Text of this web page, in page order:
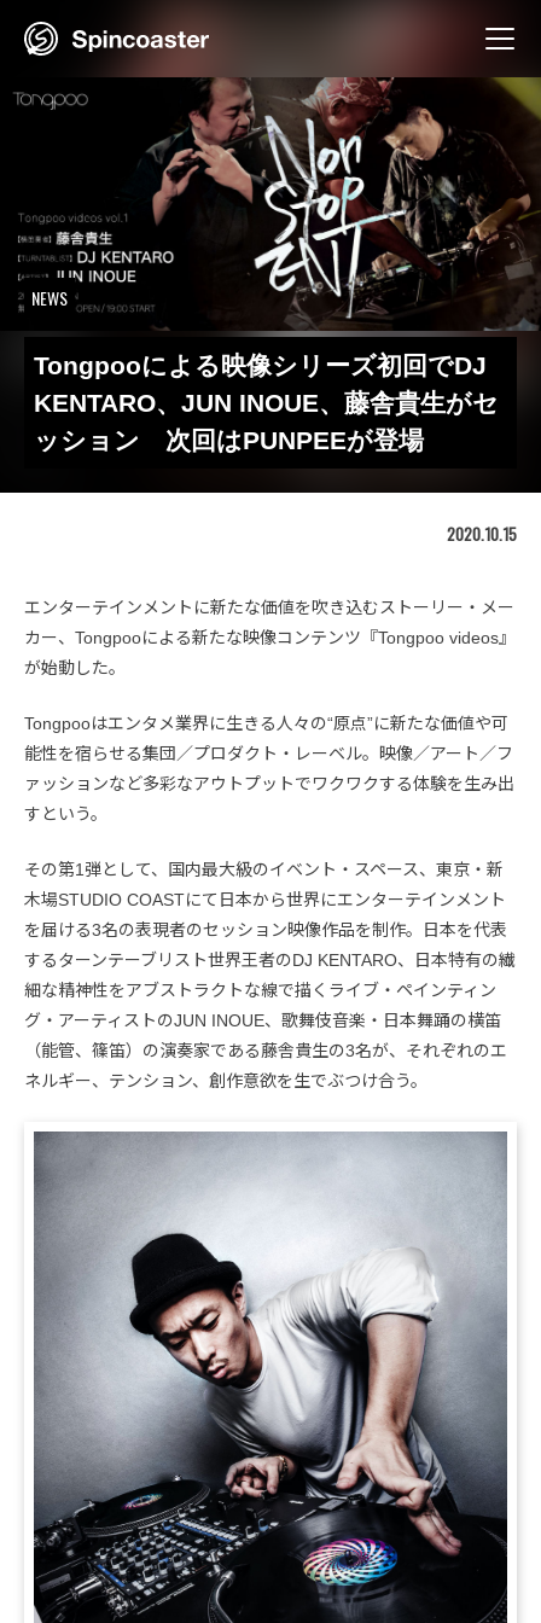
NEWS
Tongpooによる映像シリーズ初回でDJ
KENTARO、JUN INOUE、藤舎貴生がセ
ッション 次回はPUNPEEが登場
2020.10.15
エンターテインメントに新たな価値を吹き込むストーリー・メー
カー、Tongpooによる新たな映像コンテンツ『Tongpoo videos』
が始動した。
Tongpooはエンタメ業界に生きる人々の“原点”に新たな価値や可
能性を宿らせる集団／プロダクト・レーベル。映像／アート／フ
ァッションなど多彩なアウトプットでワクワクする体験を生み出
すという。
その第1弾として、国内最大級のイベント・スペース、東京・新
木場STUDIO COASTにて日本から世界にエンターテインメント
を届ける3名の表現者のセッション映像作品を制作。日本を代表
するターンテーブリスト世界王者のDJ KENTARO、日本特有の繊
細な精神性をアブストラクトな線で描くライブ・ペインティン
グ・アーティストのJUN INOUE、歌舞伎音楽・日本舞踊の横笛
（能管、篠笛）の演奏家である藤舎貴生の3名が、それぞれのエ
ネルギー、テンション、創作意欲を生でぶつけ合う。